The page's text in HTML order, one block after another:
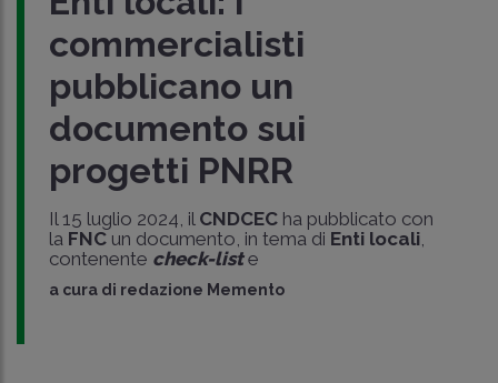
commercialisti
pubblicano un
documento sui
progetti PNRR
Il 15 luglio 2024, il CNDCECha pubblicato con
la FNCun documento, in tema di Enti locali,
contenente check-list e
a cura di redazione Memento